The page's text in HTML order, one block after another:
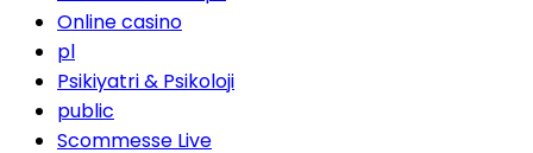
Online casino
pl
Psikiyatri & Psikoloji
public
Scommesse Live